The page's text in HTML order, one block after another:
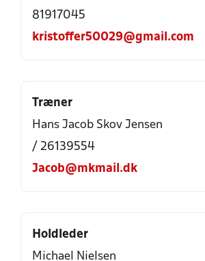
81917045
kristoffer50029@gmail.com
Træner
Hans Jacob Skov Jensen
/ 26139554
Jacob@mkmail.dk
Holdleder
Michael Nielsen